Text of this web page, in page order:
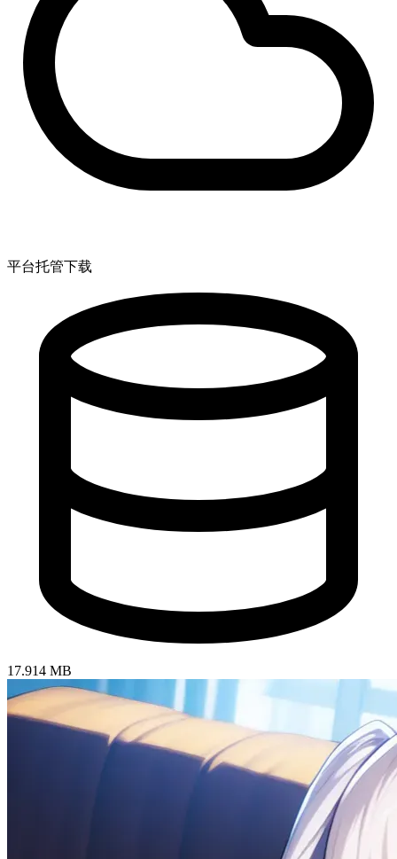
平台托管下载
17.914 MB